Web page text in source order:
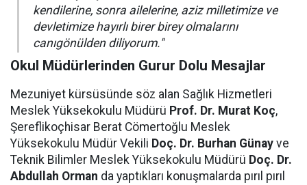
kendilerine, sonra ailelerine, aziz milletimize ve
devletimize hayırlı birer birey olmalarını
canıgönülden diliyorum."
Okul Müdürlerinden Gurur Dolu Mesajlar
Mezuniyet kürsüsünde söz alan Sağlık Hizmetleri
Meslek Yüksekokulu Müdürü Prof. Dr. Murat Koç,
Şereflikoçhisar Berat Cömertoğlu Meslek
Yüksekokulu Müdür Vekili Doç. Dr. Burhan Günay ve
Teknik Bilimler Meslek Yüksekokulu Müdürü Doç. Dr.
Abdullah Orman da yaptıkları konuşmalarda pırıl pırıl